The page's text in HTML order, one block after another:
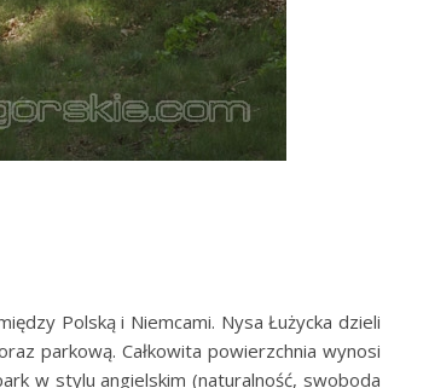
Polską i Niemcami. Nysa Łużycka dzieli
parkową. Całkowita powierzchnia wynosi
w stylu angielskim (naturalność, swoboda